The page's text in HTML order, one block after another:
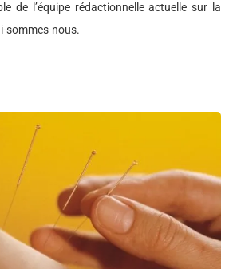
de l’équipe rédactionnelle actuelle sur la
sommes-nous.